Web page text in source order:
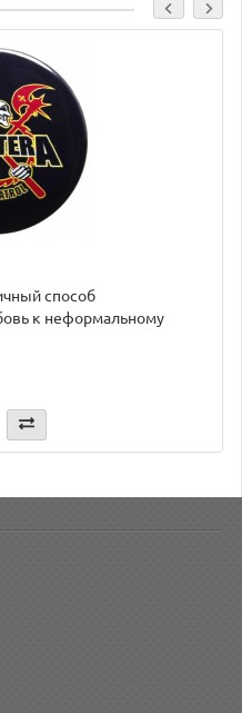
способ
к неформальному